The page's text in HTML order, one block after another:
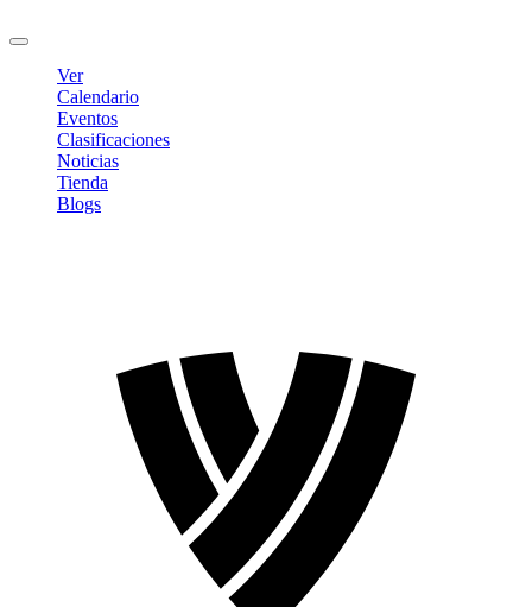
Ver
Calendario
Eventos
Clasificaciones
Noticias
Tienda
Blogs